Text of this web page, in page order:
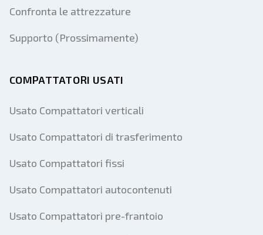
Confronta le attrezzature
Supporto (Prossimamente)
COMPATTATORI USATI
Usato Compattatori verticali
Usato Compattatori di trasferimento
Usato Compattatori fissi
Usato Compattatori autocontenuti
Usato Compattatori pre-frantoio